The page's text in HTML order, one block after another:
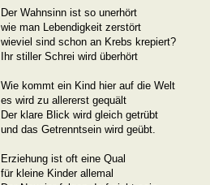
Der Wahnsinn ist so unerhört
wie man Lebendigkeit zerstört
wieviel sind schon an Krebs krepiert?
Ihr stiller Schrei wird überhört
Wie kommt ein Kind hier auf die Welt
es wird zu allererst gequält
Der klare Blick wird gleich getrübt
und das Getrenntsein wird geübt.
Erziehung ist oft eine Qual
für kleine Kinder allemal